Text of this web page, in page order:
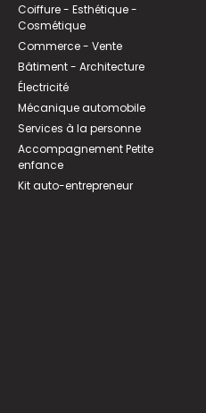
Coiffure - Esthétique -
Cosmétique
Commerce - Vente
Bâtiment - Architecture
Électricité
Mécanique automobile
Services à la personne
Accompagnement Petite
enfance
Kit auto-entrepreneur